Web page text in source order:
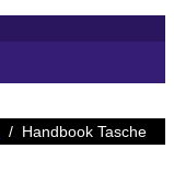
/ Handbook Tasche